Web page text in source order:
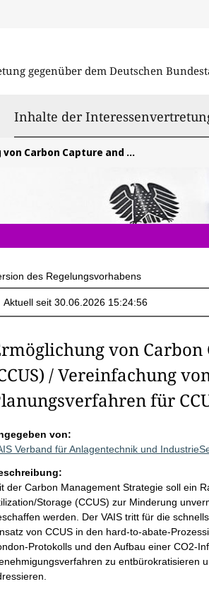
gegenüber dem Deutschen
Inhalte der
(CCUS) / Vereinfachung von Genehmigungs- und Planungsverfahren für CCUS-Projekte
des Regelungsvorhabens
von
/ Vereinfachung
für
von:
Verband für Anlagentechnik und
der Carbon Management Strategie soll ein
Storage (CCUS) zur Minderung
werden. Der VAIS tritt für die
von CCUS in den hard-to-abate-
Protokolls und den Aufbau einer CO2-
zu entbürokratisieren